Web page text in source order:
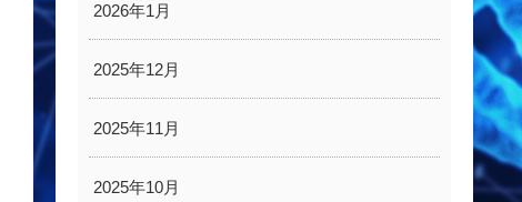
2026年1月
2025年12月
2025年11月
2025年10月